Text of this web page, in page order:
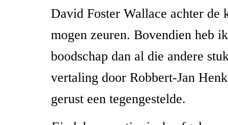
David Foster Wallace achter de
mogen zeuren. Bovendien heb
boodschap dan al die andere
vertaling door Robbert-Jan
gerust een tegengestelde.